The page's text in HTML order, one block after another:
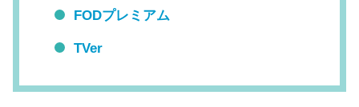
FODプレミアム
TVer